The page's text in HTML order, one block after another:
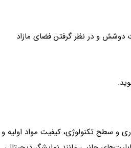
دوشش و در نظر گرفتن فضای مازاد
و سطح تکنولوژی، کیفیت مواد اولیه و